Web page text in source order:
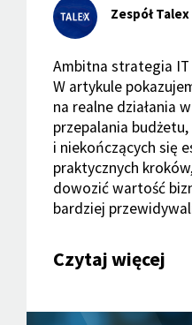
Zespół Talex
Ambitna strategia
W artykule
na realne działania
przepalania
i niekończących się
praktycznych
dowozić wartość
bardziej
Czytaj więcej